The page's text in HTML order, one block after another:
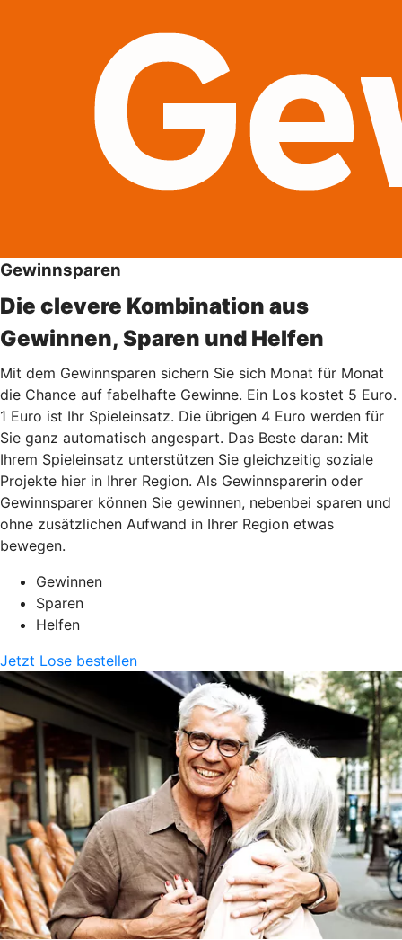
Gewinnsparen
Die clevere Kombination aus
Gewinnen, Sparen und Helfen
Mit dem Gewinnsparen sichern Sie sich Monat für Monat
die Chance auf fabelhafte Gewinne. Ein Los kostet 5 Euro.
1 Euro ist Ihr Spieleinsatz. Die übrigen 4 Euro werden für
Sie ganz automatisch angespart. Das Beste daran: Mit
Ihrem Spieleinsatz unterstützen Sie gleichzeitig soziale
Projekte hier in Ihrer Region. Als Gewinnsparerin oder
Gewinnsparer können Sie gewinnen, nebenbei sparen und
ohne zusätzlichen Aufwand in Ihrer Region etwas
bewegen.
Gewinnen
Sparen
Helfen
Jetzt Lose bestellen